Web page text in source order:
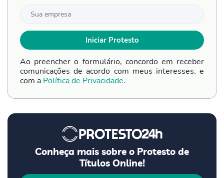
Ao preencher o formulário, concordo em receber
comunicações de acordo com meus interesses, e
com a Política de Privacidade.
Conheça mais sobre o Protesto de
Títulos Online!